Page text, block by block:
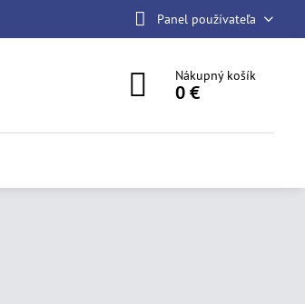
Panel používateľa
Nákupný košík
0 €